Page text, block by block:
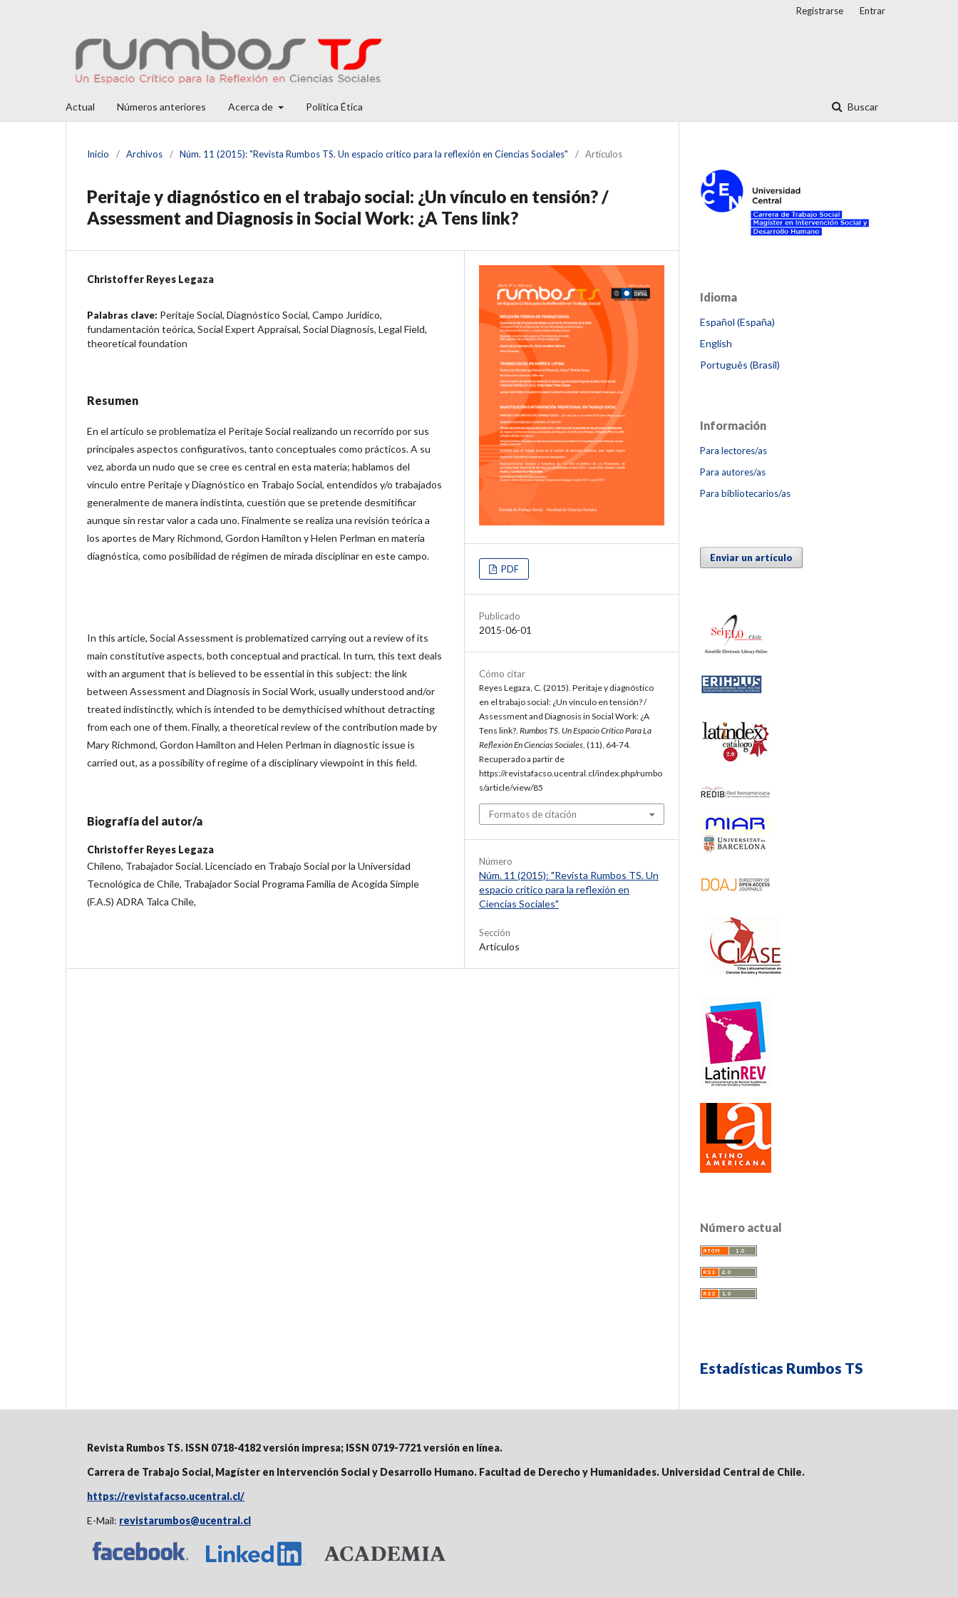
Actual Números anteriores Acerca de Política Ética Buscar
Registrarse Entrar
Inicio / Archivos / Núm. 11 (2015): "Revista Rumbos TS. Un espacio crítico para la reflexión en Ciencias Sociales" / Artículos
Peritaje y diagnóstico en el trabajo social: ¿Un vínculo en tensión? /
Assessment and Diagnosis in Social Work: ¿A Tens link?
Christoffer Reyes Legaza
Palabras clave: Peritaje Social, Diagnóstico Social, Campo Jurídico,
fundamentación teórica, Social Expert Appraisal, Social Diagnosis, Legal Field,
theoretical foundation
Resumen
En el artículo se problematiza el Peritaje Social realizando un recorrido por sus
principales aspectos configurativos, tanto conceptuales como prácticos. A su
vez, aborda un nudo que se cree es central en esta materia; hablamos del
vínculo entre Peritaje y Diagnóstico en Trabajo Social, entendidos y/o trabajados
generalmente de manera indistinta, cuestión que se pretende desmitificar
aunque sin restar valor a cada uno. Finalmente se realiza una revisión teórica a
los aportes de Mary Richmond, Gordon Hamilton y Helen Perlman en materia
diagnóstica, como posibilidad de régimen de mirada disciplinar en este campo.
In this article, Social Assessment is problematized carrying out a review of its
main constitutive aspects, both conceptual and practical. In turn, this text deals
with an argument that is believed to be essential in this subject: the link
between Assessment and Diagnosis in Social Work, usually understood and/or
treated indistinctly, which is intended to be demythicised whithout detracting
from each one of them. Finally, a theoretical review of the contribution made by
Mary Richmond, Gordon Hamilton and Helen Perlman in diagnostic issue is
carried out, as a possibility of regime of a disciplinary viewpoint in this field.
Biografía del autor/a
Christoffer Reyes Legaza
Chileno, Trabajador Social. Licenciado en Trabajo Social por la Universidad
Tecnológica de Chile, Trabajador Social Programa Familia de Acogida Simple
(F.A.S) ADRA Talca Chile,
PDF
Publicado
2015-06-01
Cómo citar
Reyes Legaza, C. (2015). Peritaje y diagnóstico
en el trabajo social: ¿Un vínculo en tensión? /
Assessment and Diagnosis in Social Work: ¿A
Tens link?. Rumbos TS. Un Espacio Crítico Para La
Reflexión En Ciencias Sociales, (11), 64-74.
Recuperado a partir de
https://revistafacso.ucentral.cl/index.php/rumbo
s/article/view/85
Formatos de citación
Número
Núm. 11 (2015): "Revista Rumbos TS. Un
espacio crítico para la reflexión en
Ciencias Sociales"
Sección
Artículos
Idioma
Español (España)
English
Português (Brasil)
Información
Para lectores/as
Para autores/as
Para bibliotecarios/as
Enviar un artículo
Número actual
Estadísticas Rumbos TS
Revista Rumbos TS. ISSN 0718-4182 versión impresa; ISSN 0719-7721 versión en línea.
Carrera de Trabajo Social, Magíster en Intervención Social y Desarrollo Humano. Facultad de Derecho y Humanidades. Universidad Central de Chile.
https://revistafacso.ucentral.cl/
E-Mail: revistarumbos@ucentral.cl